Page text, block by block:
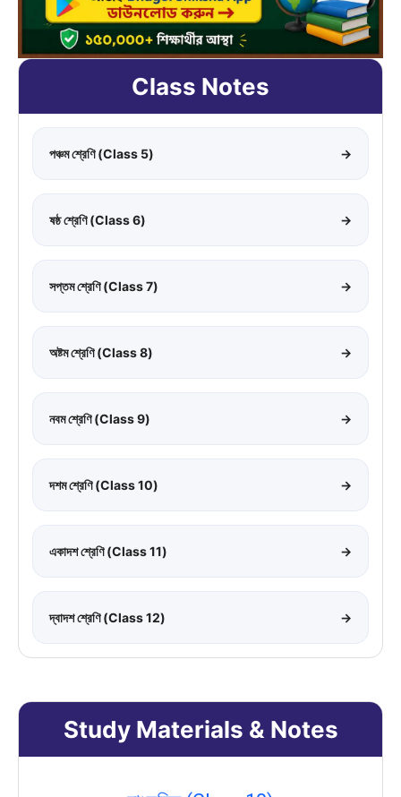
Class Notes
পঞ্চম শ্রেণি (Class 5) →
ষষ্ঠ শ্রেণি (Class 6) →
সপ্তম শ্রেণি (Class 7) →
অষ্টম শ্রেণি (Class 8) →
নবম শ্রেণি (Class 9) →
দশম শ্রেণি (Class 10) →
একাদশ শ্রেণি (Class 11) →
দ্বাদশ শ্রেণি (Class 12) →
Study Materials & Notes